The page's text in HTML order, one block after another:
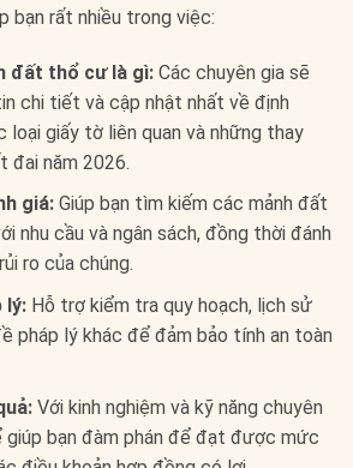
bạn rất nhiều trong việc:
đất thổ cư là gì:Các chuyên gia sẽ
chi tiết và cập nhật nhất về định
loại giấy tờ liên quan và những thay
đai năm 2026.
giá:Giúp bạn tìm kiếm các mảnh đất
nhu cầu và ngân sách, đồng thời đánh
ro của chúng.
lý:Hỗ trợ kiểm tra quy hoạch, lịch sử
pháp lý khác để đảm bảo tính an toàn
Với kinh nghiệm và kỹ năng chuyên
giúp bạn đàm phán để đạt được mức